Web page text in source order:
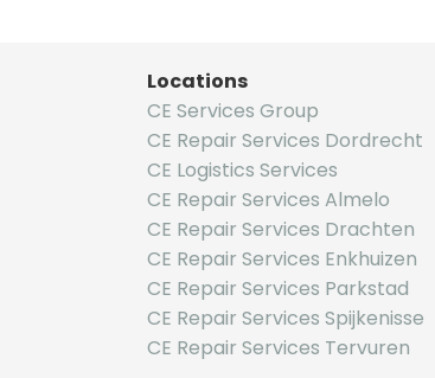
Locations
CE Services Group
CE Repair Services Dordrecht
CE Logistics Services
CE Repair Services Almelo
CE Repair Services Drachten
CE Repair Services Enkhuizen
CE Repair Services Parkstad
CE Repair Services Spijkenisse
CE Repair Services Tervuren